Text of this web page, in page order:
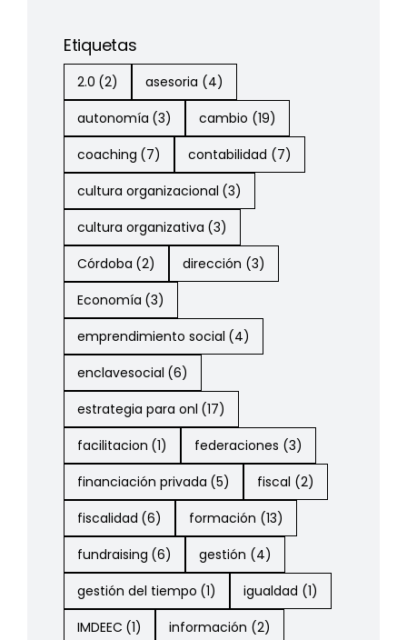
Etiquetas
2.0 (2) asesoria (4)
autonomía (3) cambio (19)
coaching (7) contabilidad (7)
cultura organizacional (3)
cultura organizativa (3)
Córdoba (2) dirección (3)
Economía (3)
emprendimiento social (4)
enclavesocial (6)
estrategia para onl (17)
facilitacion (1) federaciones (3)
financiación privada (5) fiscal (2)
fiscalidad (6) formación (13)
fundraising (6) gestión (4)
gestión del tiempo (1) igualdad (1)
IMDEEC (1) información (2)